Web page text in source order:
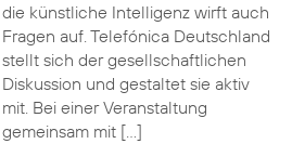
die künstliche Intelligenz wirft auch
Fragen auf. Telefónica Deutschland
stellt sich der gesellschaftlichen
Diskussion und gestaltet sie aktiv
mit. Bei einer Veranstaltung
gemeinsam mit […]